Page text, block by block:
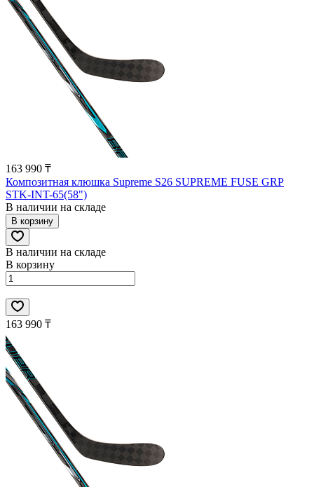
163 990 ₸
Композитная клюшка Supreme S26 SUPREME FUSE GRP
STK-INT-65(58")
В наличии на складе
В корзину
В наличии на складе
В корзину
163 990 ₸